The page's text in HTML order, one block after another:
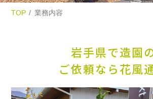
TOP 業務内容
岩手県で造園
ご依頼なら花風